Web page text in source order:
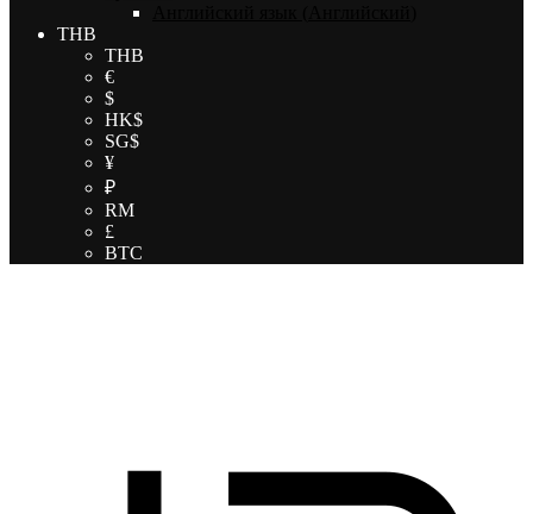
THB
THB
€
$
HK$
SG$
¥
₽
RM
£
BTC